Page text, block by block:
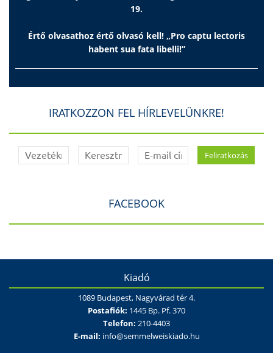
19.
Értő olvasathoz értő olvasó kell! „Pro captu lectoris
habent sua fata libelli!”
IRATKOZZON FEL HÍRLEVELÜNKRE!
FACEBOOK
Kiadó
1089 Budapest, Nagyvárad tér 4.
Postafiók: 1445 Bp. Pf. 370
Telefon: 210-4403
E-mail: info@semmelweiskiado.hu